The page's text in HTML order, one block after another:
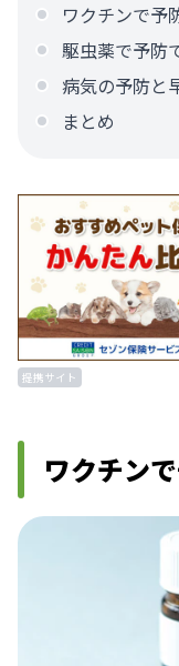
ワクチンで予
駆虫薬で予防
病気の予防と
まとめ
提携サイト
ワクチン